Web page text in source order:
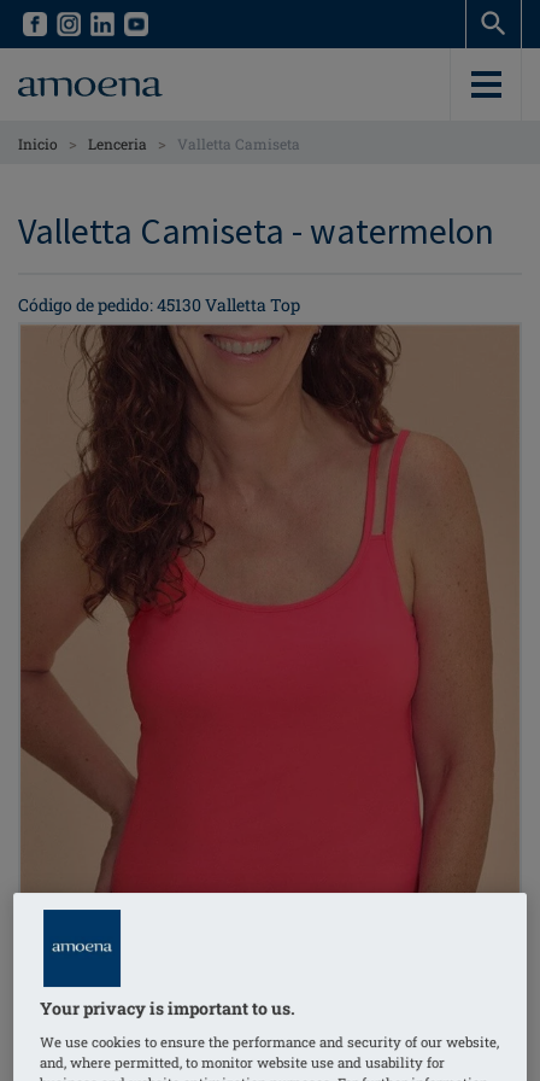
Skip
content
Skip
content
Inicio > Lenceria > Valletta Camiseta
Valletta Camiseta - watermelon
Código de pedido: 45130 Valletta Top
1/4
Your privacy is important to us.
We use cookies to ensure the performance and security of our website,
and, where permitted, to monitor website use and usability for